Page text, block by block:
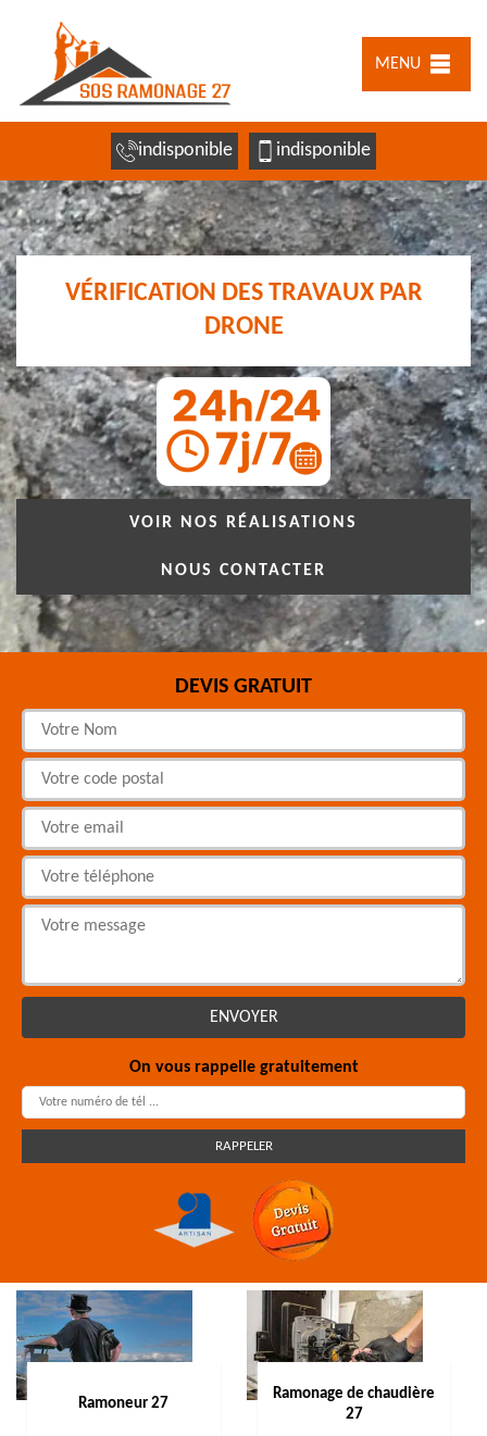
MENU
indisponible indisponible
VÉRIFICATION DES TRAVAUX PAR
DRONE
VOIR NOS RÉALISATIONS
NOUS CONTACTER
DEVIS GRATUIT
On vous rappelle gratuitement
Ramoneur 27
Ramonage de chaudière
27